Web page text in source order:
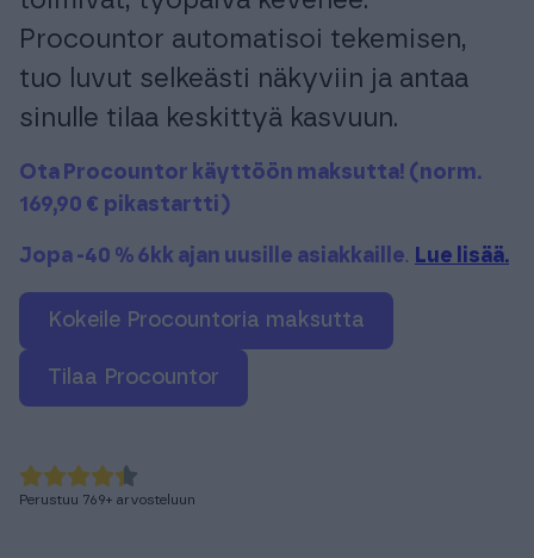
Tuki & Koulutus
Meistä & Ajankohtaista
Tilaa Procountor
Procountor automatisoi tekemisen,
tuo luvut selkeästi näkyviin ja antaa
sinulle tilaa keskittyä kasvuun.
Ota Procountor käyttöön maksutta! (norm.
169,90 € pikastartti)
Jopa -40 % 6kk ajan uusille asiakkaille. Lue lisää.
Kokeile Procountoria maksutta
Tilaa Procountor
Perustuu 769+ arvosteluun